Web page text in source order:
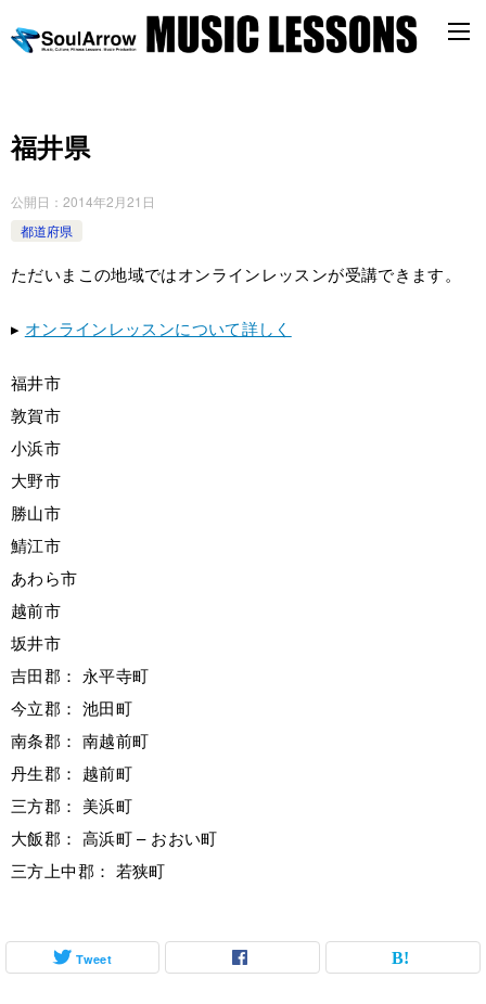
福井県
公開日： 2014年2月21日
都道府県
ただいまこの地域ではオンラインレッスンが受講できます。
▸ オンラインレッスンについて詳しく
福井市
敦賀市
小浜市
大野市
勝山市
鯖江市
あわら市
越前市
坂井市
吉田郡： 永平寺町
今立郡： 池田町
南条郡： 南越前町
丹生郡： 越前町
三方郡： 美浜町
大飯郡： 高浜町 – おおい町
三方上中郡： 若狭町
Tweet